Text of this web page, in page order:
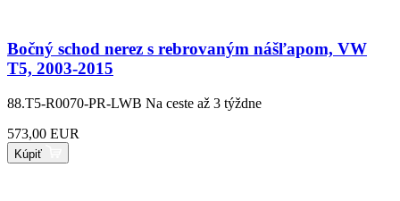
Bočný schod nerez s rebrovaným nášľapom, VW
T5, 2003-2015
88.T5-R0070-PR-LWB Na ceste až 3 týždne
573,00 EUR
Kúpiť